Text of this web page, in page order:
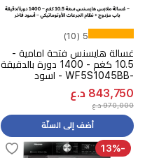
5 (10)
غسالة هايسنس فتحة امامية -
10.5 كغم - 1400 دورة بالدقيقة
-WF5S1045BB - اسود
843,750 د.ع
970,000 د.ع
أضف إلى السلّة
-13%